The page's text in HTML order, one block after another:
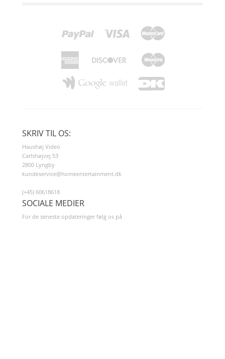
SKRIV TIL OS:
Haushøj Video
Carlshøjvej 53
2800 Lyngby
kundeservice@homeentertainment.dk
(+45) 60618618
SOCIALE MEDIER
For de seneste opdateringer følg os på